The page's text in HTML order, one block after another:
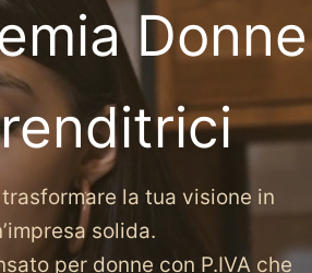
Donne
la tua visione in
solida.
per donne con P.IVA che